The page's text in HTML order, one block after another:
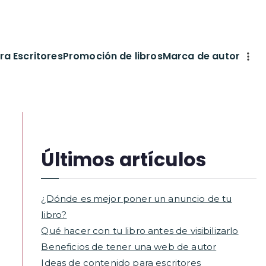
EscritoresPromoción de librosMarca de autor
Últimos artículos
¿Dónde es mejor poner un anuncio de tu
libro?
Qué hacer con tu libro antes de visibilizarlo
Beneficios de tener una web de autor
Ideas de contenido para escritores